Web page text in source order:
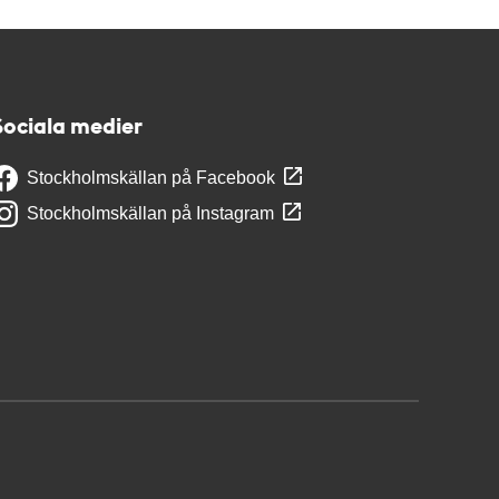
medier
Stockholmskällan på Facebook
Stockholmskällan på Instagram